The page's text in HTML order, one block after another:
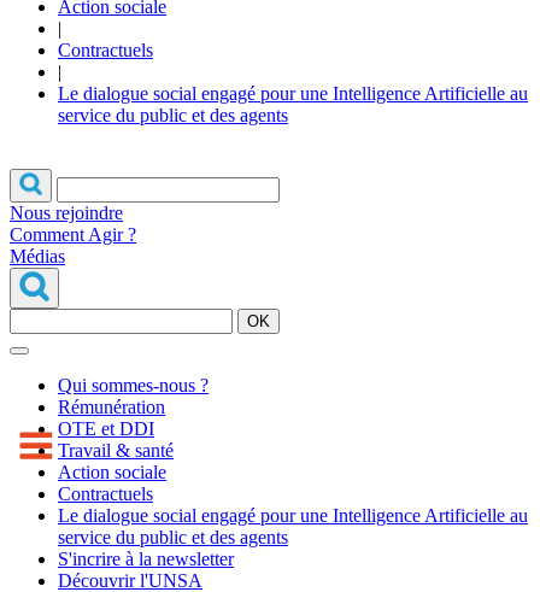
Action sociale
|
Contractuels
|
Le dialogue social engagé pour une Intelligence Artificielle au
service du public et des agents
Nous rejoindre
Comment Agir ?
Médias
OK
Qui sommes-nous ?
Rémunération
OTE et DDI
Travail & santé
Action sociale
Contractuels
Le dialogue social engagé pour une Intelligence Artificielle au
service du public et des agents
S'incrire à la newsletter
Découvrir l'UNSA